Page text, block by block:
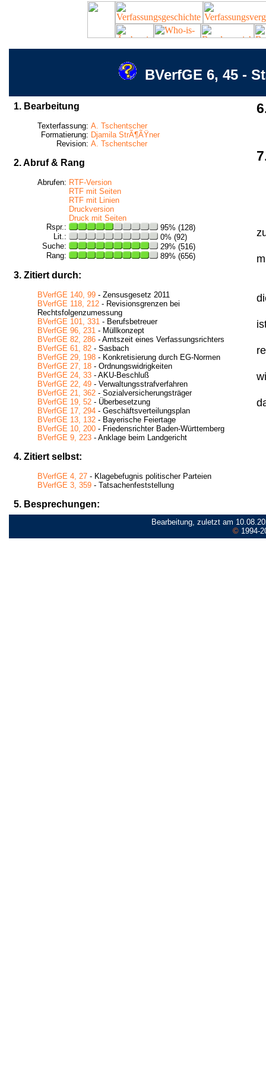
BVerfGE 6, 45 -
1. Bearbeitung
Texterfassung: A. Tschentscher
Formatierung: Djamila StrÃ¶ÃŸner
Revision: A. Tschentscher
2. Abruf & Rang
Abrufen: RTF-Version
RTF mit Seiten
RTF mit Linien
Druckversion
Druck mit Seiten
Rspr.:
95% (128)
Lit.:
0% (92)
Suche:
29% (516)
Rang:
89% (656)
3. Zitiert durch:
BVerfGE 140, 99 - Zensusgesetz 2011
BVerfGE 118, 212 - Revisionsgrenzen bei
Rechtsfolgenzumessung
BVerfGE 101, 331 - Berufsbetreuer
BVerfGE 96, 231 - Müllkonzept
BVerfGE 82, 286 - Amtszeit eines Verfassungsrichters
BVerfGE 61, 82 - Sasbach
BVerfGE 29, 198 - Konkretisierung durch EG-Normen
BVerfGE 27, 18 - Ordnungswidrigkeiten
BVerfGE 24, 33 - AKU-Beschluß
BVerfGE 22, 49 - Verwaltungsstrafverfahren
BVerfGE 21, 362 - Sozialversicherungsträger
BVerfGE 19, 52 - Überbesetzung
BVerfGE 17, 294 - Geschäftsverteilungsplan
BVerfGE 13, 132 - Bayerische Feiertage
BVerfGE 10, 200 - Friedensrichter Baden-Württemberg
BVerfGE 9, 223 - Anklage beim Landgericht
4. Zitiert selbst:
BVerfGE 4, 27 - Klagebefugnis politischer Parteien
BVerfGE 3, 359 - Tatsachenfeststellung
5. Besprechungen:
Bearbeitung, zuletzt am
©1994-